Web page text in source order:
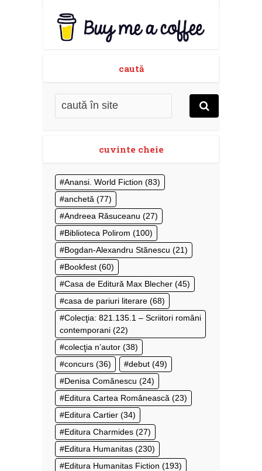
caută
cuvinte cheie
Anansi. World Fiction (83)
anchetă (77)
Andreea Răsuceanu (27)
Biblioteca Polirom (100)
Bogdan-Alexandru Stănescu (21)
Bookfest (60)
Casa de Editură Max Blecher (45)
casa de pariuri literare (68)
Colecţia: 821.135.1 – Scriitori români
contemporani (22)
colecţia n’autor (38)
concurs (36) debut (49)
Denisa Comănescu (24)
Editura Cartea Românească (23)
Editura Cartier (34)
Editura Charmides (27)
Editura Humanitas (230)
Editura Humanitas Fiction (193)